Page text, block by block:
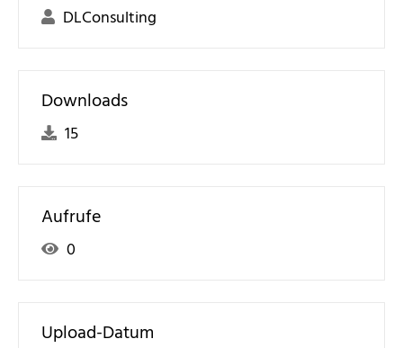
DLConsulting
Downloads
15
Aufrufe
0
Upload-Datum